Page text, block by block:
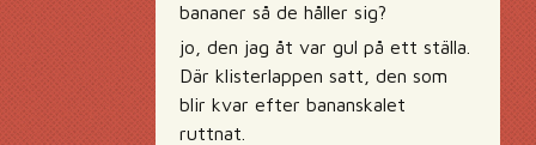
bananer så de håller sig?
jo, den jag åt var gul på ett ställa.
Där klisterlappen satt, den som
blir kvar efter bananskalet
ruttnat.